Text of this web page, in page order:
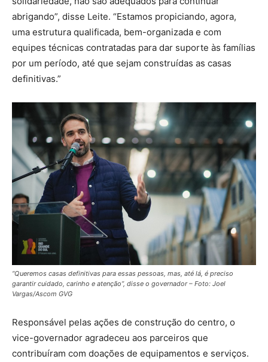
abrigando”, disse Leite. “Estamos propiciando, agora,
uma estrutura qualificada, bem-organizada e com
equipes técnicas contratadas para dar suporte às famílias
por um período, até que sejam construídas as casas
definitivas.”
“Queremos casas definitivas para essas pessoas, mas, até lá, é preciso
garantir cuidado, carinho e atenção”, disse o governador – Foto: Joel
Vargas/Ascom GVG
Responsável pelas ações de construção do centro, o
vice-governador agradeceu aos parceiros que
contribuíram com doações de equipamentos e serviços.